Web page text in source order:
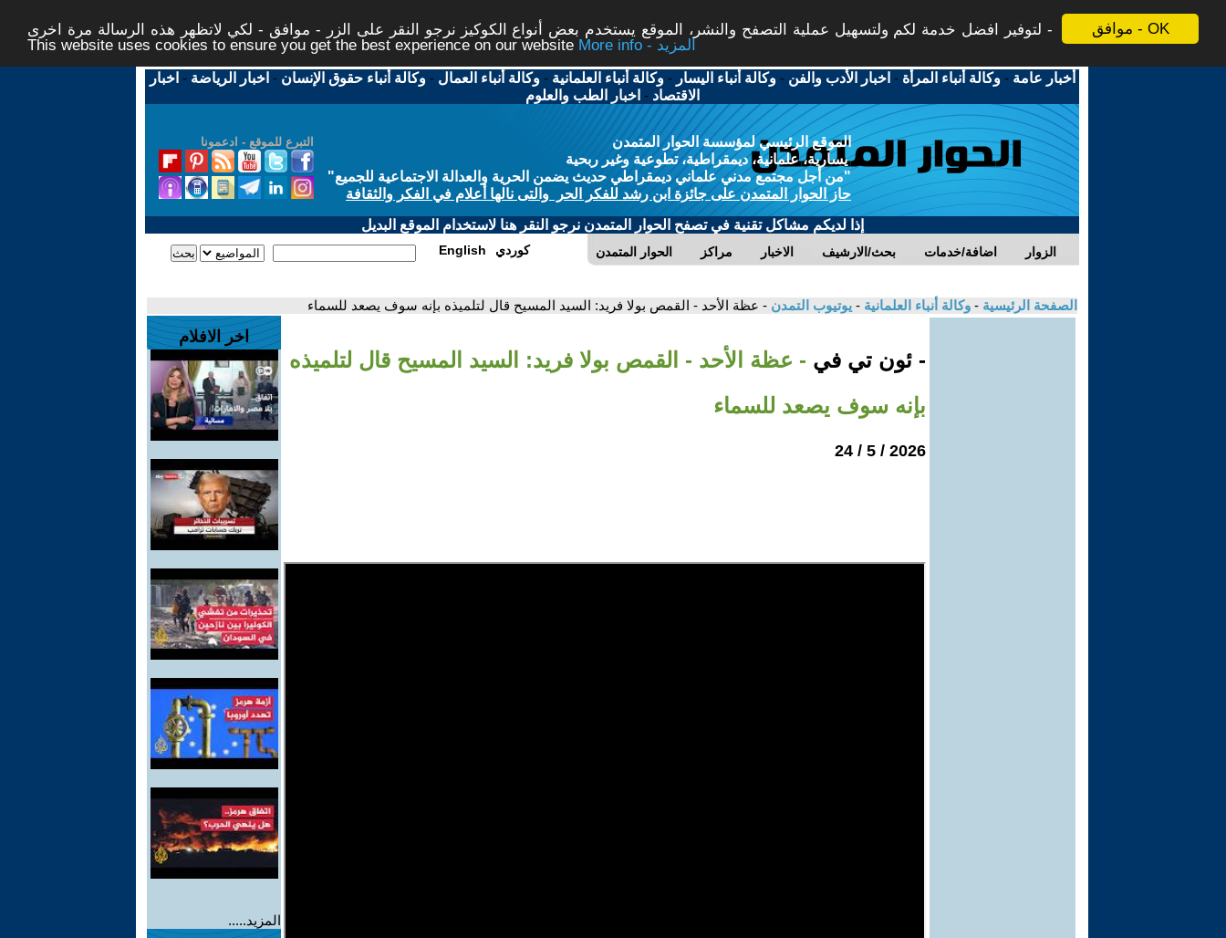
موافق - OK
لتوفير افضل خدمة لكم ولتسهيل عملية التصفح والنشر، الموقع يستخدم بعض أنواع الكوكيز نرجو النقر على الزر - موافق - لكي لاتظهر هذه الرسالة مرة اخرى -
This website uses cookies to ensure you get the best experience on our website
More info - المزيد
أخبار عامة -وكالة أنباء المرأة - اخبار الأدب والفن -وكالة أنباء اليسار -وكالة أنباء العلمانية -وكالة أنباء العمال -وكالة أنباء حقوق الإنسان - اخبار الرياضة - اخبار
الاقتصاد - اخبار الطب والعلوم
التبرع للموقع - ادعمونا
الموقع الرئيسي لمؤسسة الحوار المتمدن
يسارية، علمانية، ديمقراطية، تطوعية وغير ربحية
"من أجل مجتمع مدني علماني ديمقراطي حديث يضمن الحرية والعدالة الاجتماعية للجميع"
حاز الحوار المتمدن على جائزة ابن رشد للفكر الحر والتى نالها أعلام في الفكر والثقافة
إذا لديكم مشاكل تقنية في تصفح الحوار المتمدن نرجو النقر هنا لاستخدام الموقع البديل
الحوار المتمدن مراكز الاخبار بحث/الارشيف اضافة/خدمات الزوار English كوردي
الصفحة الرئيسية - وكالة أنباء العلمانية - يوتيوب التمدن - عظة الأحد - القمص بولا فريد: السيد المسيح قال لتلميذه بإنه سوف يصعد للسماء
- ئون تي في - عظة الأحد - القمص بولا فريد: السيد المسيح قال لتلميذه
بإنه سوف يصعد للسماء
2026 / 5 / 24
اخر الافلام
المزيد.....